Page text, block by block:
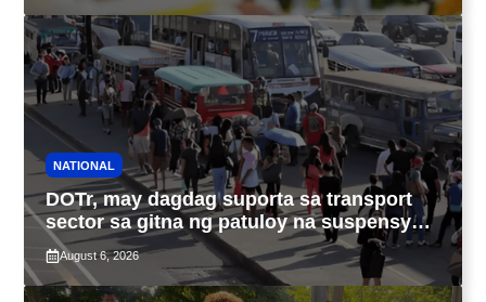
NATIONAL
DOTr, may dagdag suporta sa transport
sector sa gitna ng patuloy na suspensyon
ng taas-pasahe
August 6, 2026